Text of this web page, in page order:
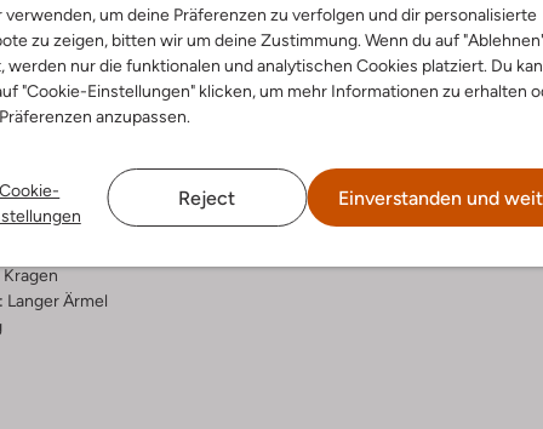
verwenden, um deine Präferenzen zu verfolgen und dir personalisierte
zu zeigen, bitten wir um deine Zustimmung. Wenn du auf
werden nur die funktionalen und analytischen Cookies platziert. Du
"Cookie-Einstellungen" klicken, um mehr Informationen zu erhalten
anzupassen.
Cookie-
Reject Einverstanden und
&
Baumwolle
Kragen
Langer Ärmel